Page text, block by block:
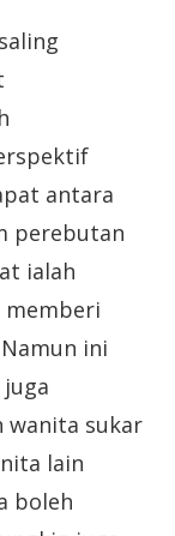
antara
perebutan
ialah
memberi
ini
wanita sukar
lain
boleh